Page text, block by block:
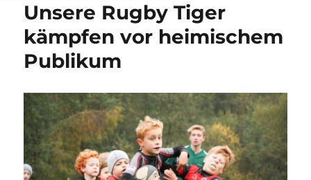
Unsere Rugby Tiger
kämpfen vor heimischem
Publikum